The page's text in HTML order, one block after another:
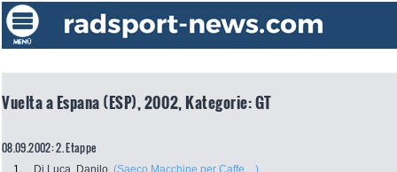
Vuelta a Espana (ESP), 2002, Kategorie: GT
08.09.2002: 2. Etappe